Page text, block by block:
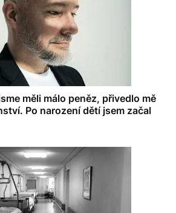
měli málo peněz, přivedlo mě
Po narození dětí jsem začal